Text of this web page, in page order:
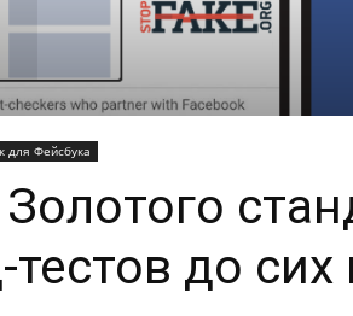
для Фейсбука
тестов до сих